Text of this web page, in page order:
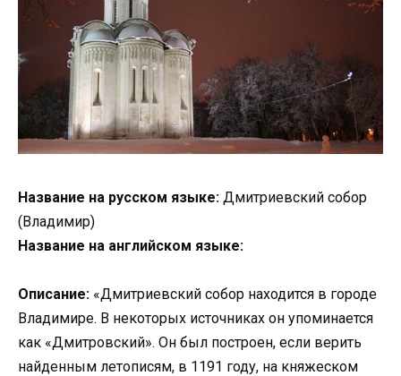
Название на русском языке: Дмитриевский собор
(Владимир)
Название на английском языке:
Описание: «Дмитриевский собор находится в городе
Владимире. В некоторых источниках он упоминается
как «Дмитровский». Он был построен, если верить
найденным летописям, в 1191 году, на княжеском